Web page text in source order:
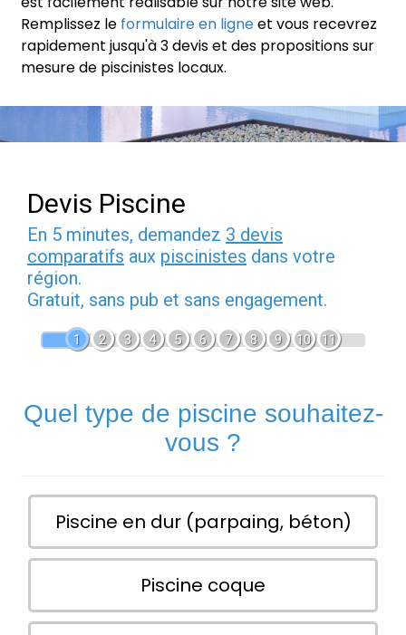
Remplissez le formulaire en ligneet vous recevrez
rapidement jusqu'à 3 devis et des propositions sur
mesure de piscinistes locaux.
Devis Piscine
En 5 minutes, demandez 3 devis
comparatifs aux piscinistes dans votre
région.
Gratuit, sans pub et sans engagement.
1 2 3 4 5 6 7 8 9 10 11
Quel type de piscine souhaitez-
vous ?
Piscine en dur (parpaing, béton)
Piscine coque